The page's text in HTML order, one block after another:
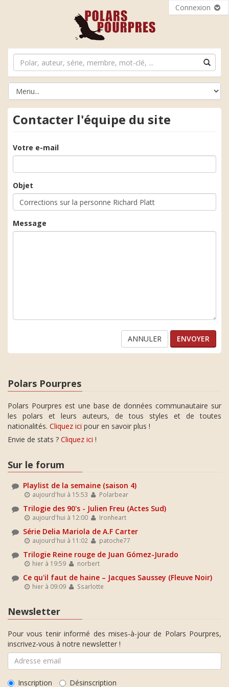
Connexion
Contacter l'équipe du site
Votre e-mail
Objet
Message
ANNULER
Polars Pourpres
Polars Pourpres est une base de données communautaire sur
les polars et leurs auteurs, de tous styles et de toutes
nationalités. Cliquez ici pour en savoir plus !
Envie de stats ? Cliquez ici !
Sur le forum
Playlist de la semaine (saison 4)
aujourd'hui à 15:53 Polarbear
Trilogie des 90's - Julien Freu (Actes Sud)
aujourd'hui à 12:00 Ironheart
Série Delia Mariola de A.F Carter
aujourd'hui à 11:02 patoche77
Trilogie Reine rouge de Juan Gómez-Jurado
hier à 19:59 norbert
Ce qu'il faut de haine – Jacques Saussey (Fleuve Noir)
hier à 09:09 Ssarlotte
Newsletter
Pour vous tenir informé des mises-à-jour de Polars Pourpres,
inscrivez-vous à notre newsletter !
Inscription Désinscription